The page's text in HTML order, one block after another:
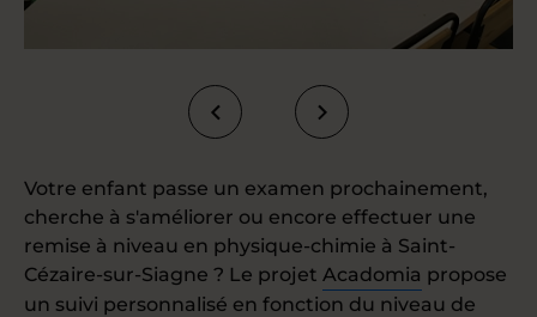
Votre enfant passe un examen prochainement,
cherche à s'améliorer ou encore effectuer une
remise à niveau en physique-chimie à Saint-
Cézaire-sur-Siagne ? Le projet Acadomia propose
un suivi personnalisé en fonction du niveau de